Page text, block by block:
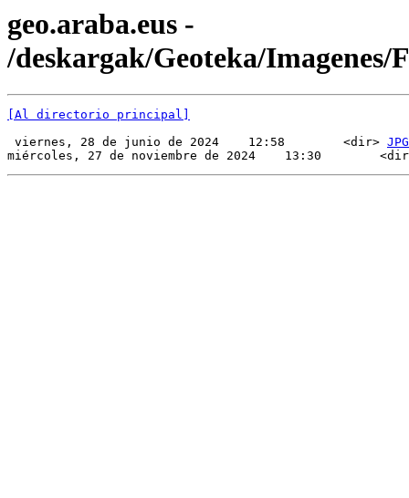
geo.araba.eus -
/deskargak/Geoteka/Imagenes/
[Al directorio principal]
viernes, 28 de junio de 2024    12:58        <dir> JPG
miércoles, 27 de noviembre de 2024    13:30